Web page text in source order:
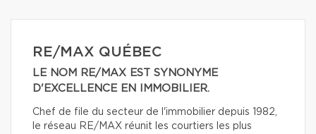
RE/MAX QUÉBEC
LE NOM RE/MAX EST SYNONYME
D'EXCELLENCE EN IMMOBILIER.
Chef de file du secteur de l'immobilier depuis 1982,
le réseau RE/MAX réunit les courtiers les plus